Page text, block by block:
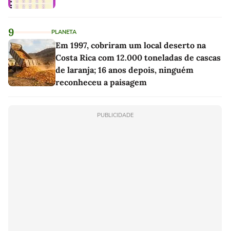
9 PLANETA
Em 1997, cobriram um local deserto na
Costa Rica com 12.000 toneladas de cascas
de laranja; 16 anos depois, ninguém
reconheceu a paisagem
PUBLICIDADE